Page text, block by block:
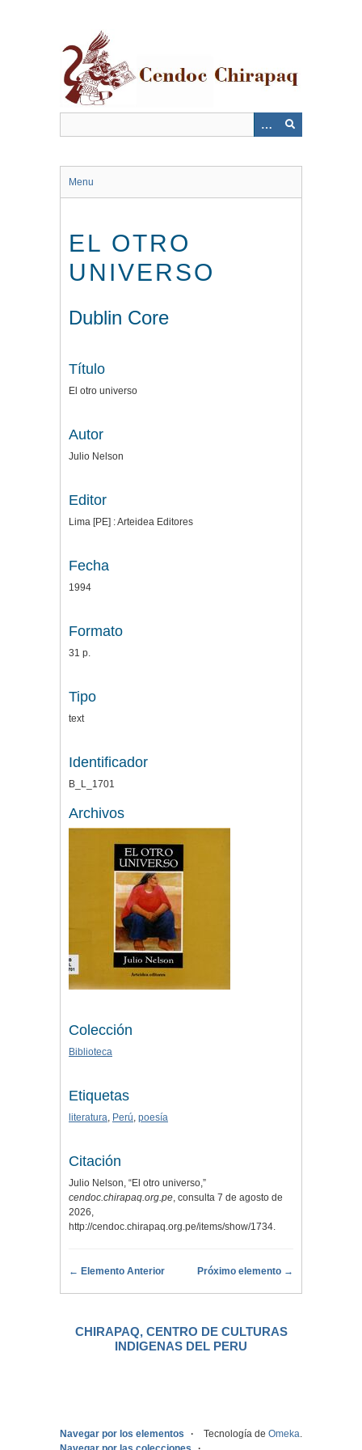
Menu
EL OTRO
UNIVERSO
Dublin Core
Título
El otro universo
Autor
Julio Nelson
Editor
Lima [PE] : Arteidea Editores
Fecha
1994
Formato
31 p.
Tipo
text
Identificador
B_L_1701
Archivos
Colección
Biblioteca
Etiquetas
literatura, Perú, poesía
Citación
Julio Nelson, “El otro universo,”
cendoc.chirapaq.org.pe, consulta 7 de agosto de
2026,
http://cendoc.chirapaq.org.pe/items/show/1734.
← Elemento Anterior Próximo elemento →
CHIRAPAQ, CENTRO DE CULTURAS
INDIGENAS DEL PERU
Navegar por los elementos
Tecnología de Omeka.